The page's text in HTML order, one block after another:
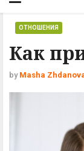
Как
ОТНОШЕНИЯ
by Masha